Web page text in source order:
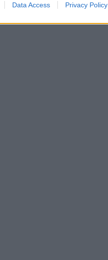
Data Access Privacy Policy